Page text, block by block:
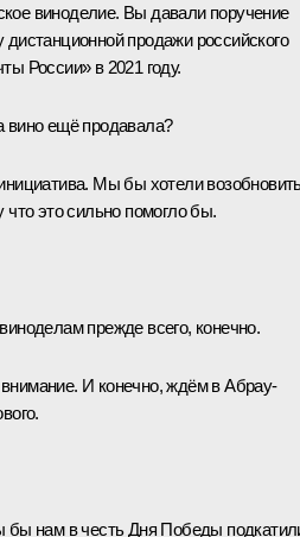
виноделие. Вы давали поручение
дистанционной продажи российского
России» в 2021 году.
вино ещё продавала?
Мы бы хотели
что это сильно помогло бы.
прежде всего, конечно.
И конечно, ждём в Абрау-
бы нам в честь Дня Победы